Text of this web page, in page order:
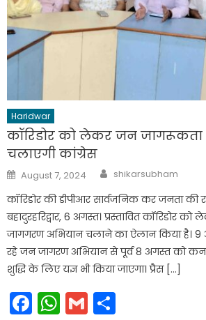
Haridwar
कॉरिडोर को लेकर जन जागरूकता
चलाएगी कांग्रेस
Posted
on
August 7, 2024 Author
shikarsubham
कॉरिडोर की डीपीआर सार्वजनिक कर जनता की
बहादुरहरिद्वार, 6 अगस्त। प्रस्तावित कॉरिडोर
जागगरण अभियान चलाने का ऐलान किया है।
रहे जन जागरण अभियान से पूर्व 8 अगस्त को
शुद्धि के लिए यज्ञ भी किया जाएगा। प्रैस […]
Facebook
WhatsApp
Gmail